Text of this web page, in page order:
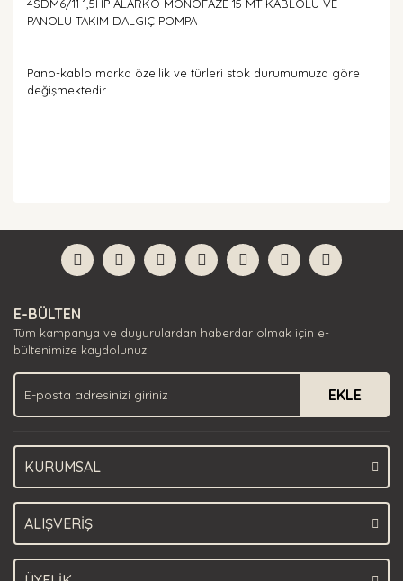
4SDM6/11 1,5HP ALARKO MONOFAZE 15 MT KABLOLU VE
PANOLU TAKIM DALGIÇ POMPA
Pano-kablo marka özellik ve türleri stok durumumuza göre
değişmektedir.
Yorum Yaz
formunu kullanarak tarafımıza iletebilirsiniz.
Görüş ve önerileriniz için teşekkür ederiz.
Ürün açıklamasında eksik bilgiler bulunuyor.
Ürün bilgilerinde hatalar bulunuyor.
Ürün fiyatı diğer sitelerden daha pahalı.
Bu ürüne benzer farklı alternatifler olmalı.
E-BÜLTEN
Tüm kampanya ve duyurulardan haberdar olmak için e-
bültenimize kaydolunuz.
EKLE
KURUMSAL
ALIŞVERİŞ